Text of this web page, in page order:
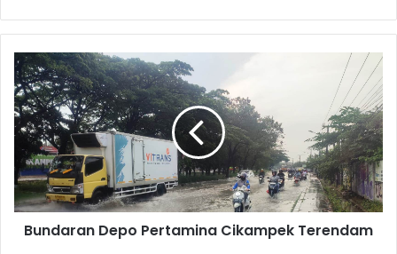
Bundaran
Depo
Pertamina
Cikampek
Terendam
Bundaran Depo Pertamina Cikampek Terendam